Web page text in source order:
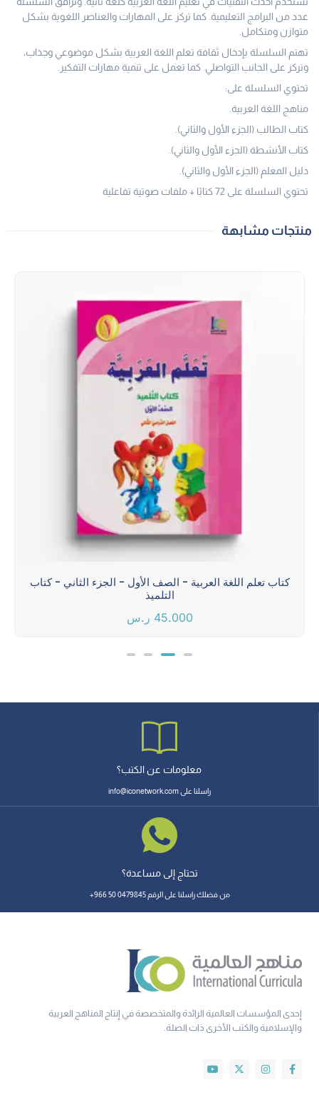
عدد من البرامج التعليمية. كما تركز على المهارات والعناصر اللغوية بشكل
متوازن ومتكامل.
تهتم السلسلة بإدخال ثقافة تعلم اللغة العربية بشكل موضوعي وجذاب،
وتركز على الجانب التواصلي. كما تعمل على تنمية مهارات التفكير.
تحتوي السلسلة على:
مناهج اللغة العربية.
كتاب الطالب (الجزء الأول والثاني).
كتاب الأنشطة (الجزء الأول والثاني).
دليل المعلم (الجزء الأول والثاني).
تحتوي السلسلة على 72 كتابًا + ملفات صوتية تفاعلية
منتجات مشابهة
كتاب تعلم اللغة العربية - الصف الأول - الجزء الثاني - كتاب
التلميذ
45.000 ر.س
معلومات عن الكتب؟
راسلنا على info@iconetwork.com
تحتاج إلى مساعدة؟
من فضلك راسلنا على الرقم 0479845 50 966+
إحدى المؤسسات العالمية الرائدة والمتخصصة في إنتاج المناهج العربية
والإسلامية والكتب الأخرى ذات الصلة.